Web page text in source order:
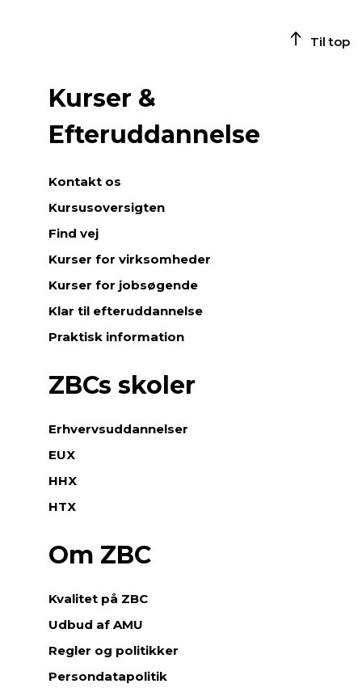
Til top
Kurser &
Efteruddannelse
Kontakt os
Kursusoversigten
Find vej
Kurser for virksomheder
Kurser for jobsøgende
Klar til efteruddannelse
Praktisk information
ZBCs skoler
Erhvervsuddannelser
EUX
HHX
HTX
Om ZBC
Kvalitet på ZBC
Udbud af AMU
Regler og politikker
Persondatapolitik